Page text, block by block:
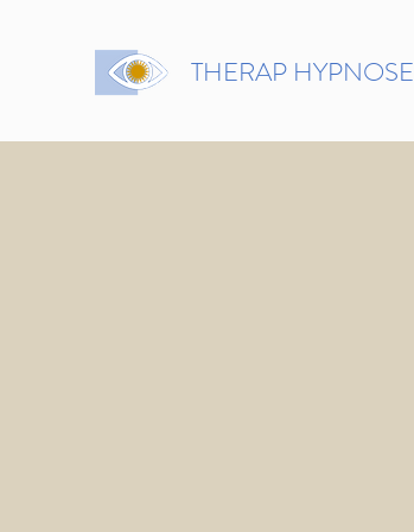
THERAP HYPNOSE